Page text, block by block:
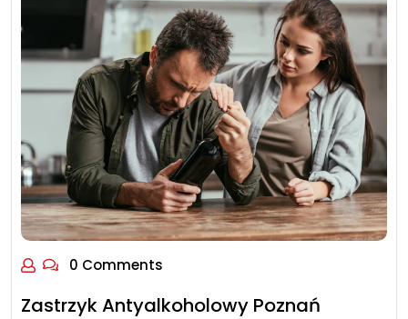
0 Comments
Zastrzyk Antyalkoholowy Poznań